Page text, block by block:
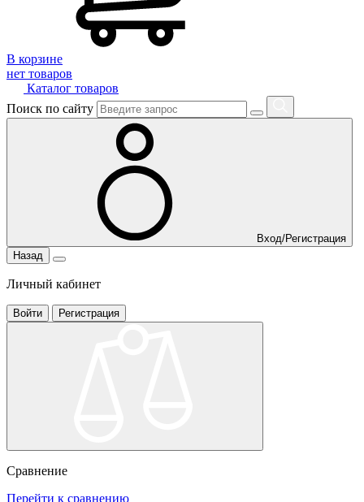
В корзине
нет товаров
Каталог товаров
Поиск по сайту
Вход/Регистрация
Назад
Личный кабинет
Войти Регистрация
Сравнение
Перейти к сравнению